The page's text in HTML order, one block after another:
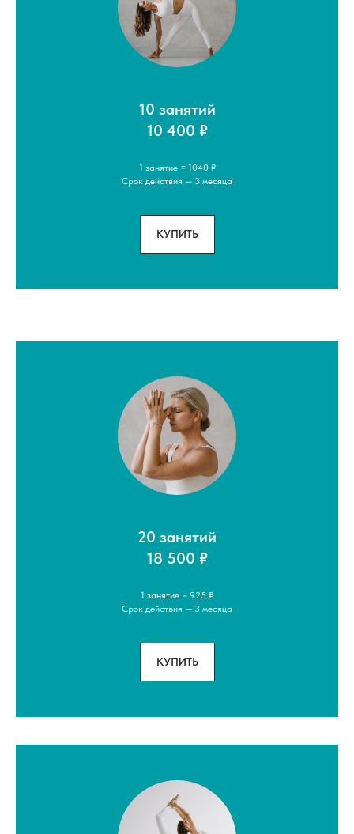
10 занятий
10 400 ₽
1 занятие = 1040 ₽
Срок действия — 3 месяца
КУПИТЬ
20 занятий
18 500 ₽
1 занятие = 925 ₽
Срок действия — 3 месяца
КУПИТЬ